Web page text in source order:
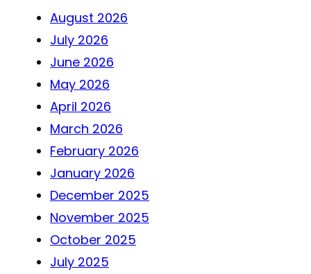
August 2026
July 2026
June 2026
May 2026
April 2026
March 2026
February 2026
January 2026
December 2025
November 2025
October 2025
July 2025